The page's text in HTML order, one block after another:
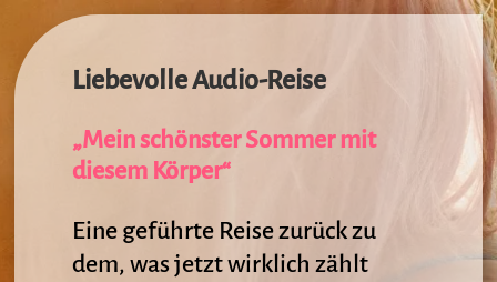
Liebevolle Audio-Reise
„Mein schönster Sommer mit
diesem Körper“
Eine geführte Reise zurück zu
dem, was jetzt wirklich zählt